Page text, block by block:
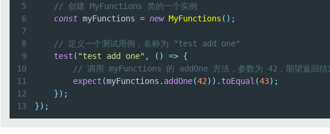
5
// 创建 MyFunctions 类的一个实例
6
const myFunctions = new MyFunctions ( ) ;
7
8
// 定义一个测试用例，名称为 "test add one"
9
test ( "test add one" , ( ) => {
10
// 调用 myFunctions 的 addOne 方法，参数为 42，期望返回结
11
expect (myFunctions . addOne(42) ) . toEqual (43) ;
12
}) ;
13
}) ;